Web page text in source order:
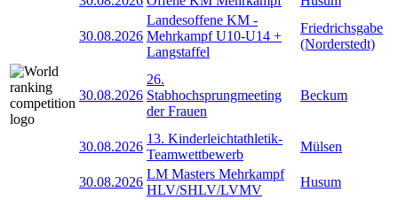
30.08.2026
Landesoffene KM -
Mehrkampf U10-U14 +
Langstaffel
Friedrichsgabe
(Norderstedt)
30.08.2026
26.
Stabhochsprungmeeting
der Frauen
Beckum
30.08.2026
13. Kinderleichtathletik-
Teamwettbewerb
Mülsen
30.08.2026
LM Masters Mehrkampf
HLV/SHLV/LVMV
Husum